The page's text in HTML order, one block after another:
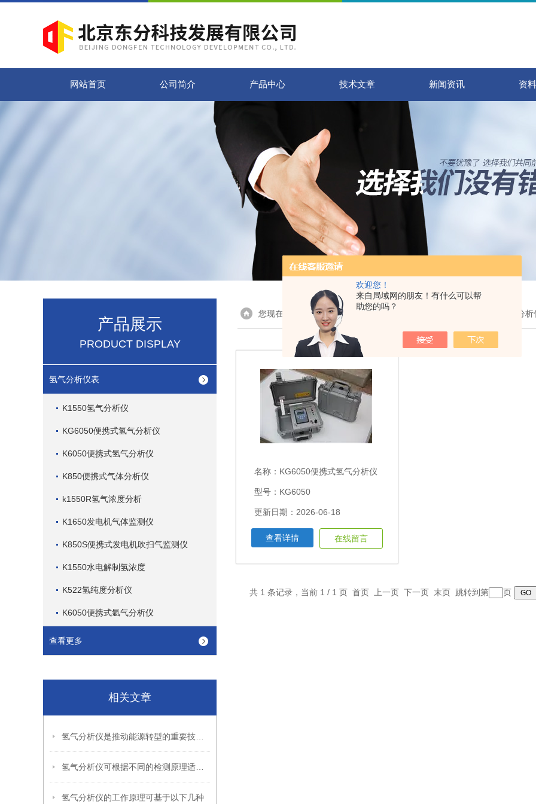
欢迎您！
来自局域网的朋友！有什么可以帮
助您的吗？
网站首页 公司简介 产品中心 技术文章 新闻资讯 资
产品展示
PRODUCT DISPLAY
氢气分析仪表
K1550氢气分析仪
KG6050便携式氢气分析仪
K6050便携式氢气分析仪
K850便携式气体分析仪
k1550R氢气浓度分析
K1650发电机气体监测仪
K850S便携式发电机吹扫气监测仪
K1550水电解制氢浓度
K522氢纯度分析仪
K6050便携式氩气分析仪
查看更多
相关文章
氢气分析仪的工作原理可基于以下几种
您现在的位置：首页> 产品展示 > 氢气分析仪表 >KG6050便携式氢气分析
名称： KG6050便携式氢气分析仪
型号：KG6050
更新日期：2026-06-18
查看详情 在线留言
共 1 条记录，当前 1 / 1 页 首页 上一页 下一页 末页 跳转到第 页